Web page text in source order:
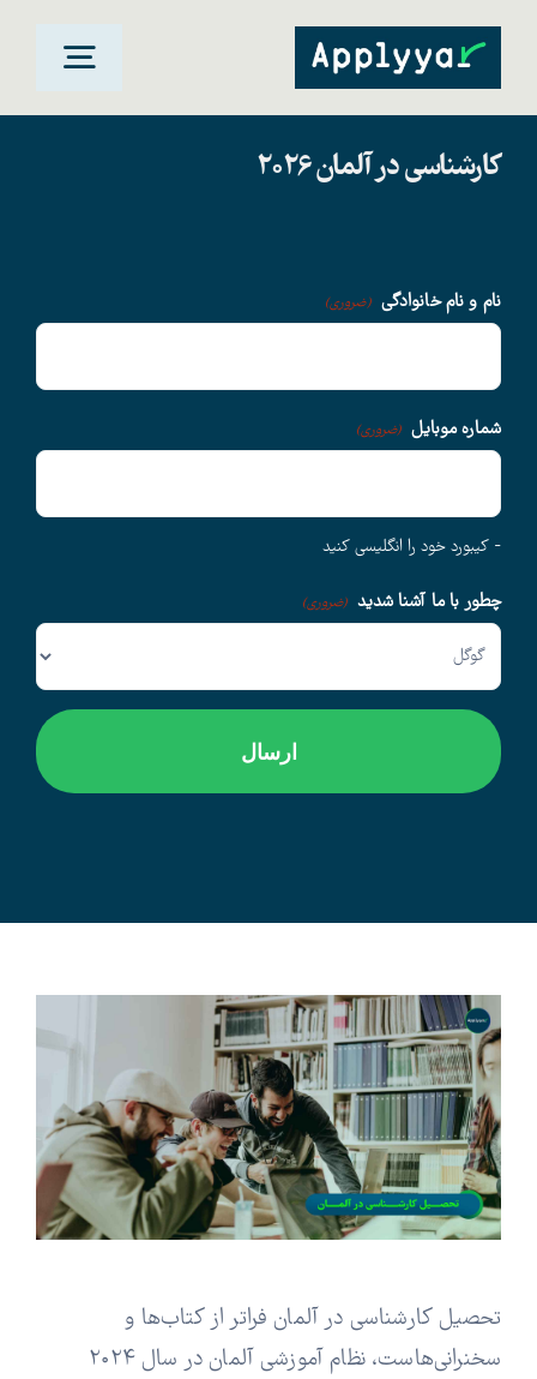
Skip
خانه
درباره ما
اخبار
کارشناسی در آلمان 2026
نام و نام خانوادگی (ضروری)
شماره موبایل (ضروری)
- کیبورد خود را انگلیسی کنید
چطور با ما آشنا شدید (ضروری)
تحصیل کارشناسی در آلمان فراتر از کتاب‌ها و
سخنرانی‌هاست، نظام آموزشی آلمان در سال ۲۰۲۴